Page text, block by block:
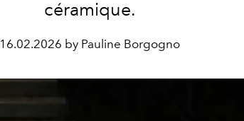
céramique.
16.02.2026 by Pauline Borgogno